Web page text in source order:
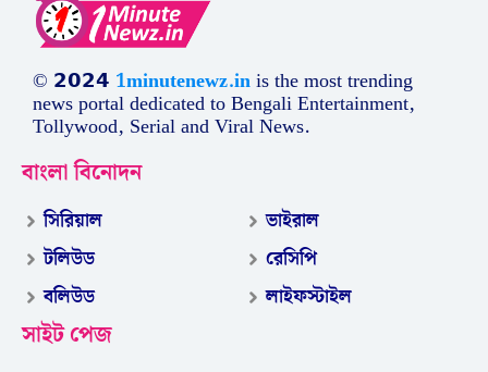
© 𝟮𝟬𝟮𝟰 1minutenewz.inis the most trending
news portal dedicated to Bengali Entertainment,
Tollywood, Serial and Viral News.
বাংলা বিনোদন
সিরিয়াল
টলিউড
বলিউড
ভাইরাল
রেসিপি
লাইফস্টাইল
সাইট পেজ